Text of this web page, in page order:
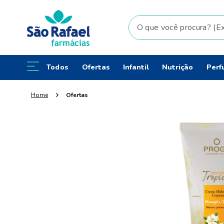
O que você procura? (Ex:
Todos Ofertas Infantil Nutrição
Ofertas